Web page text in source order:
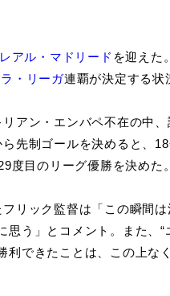
レアル・マドリード を迎えた
ラ・リーガ連覇が決定する状
リアン・エンバペ不在の中
先制ゴールを決めると、
度目のリーグ優勝を決めた。
リック監督は「この瞬間
う」とコメント。また、“
利できたことは、この上な